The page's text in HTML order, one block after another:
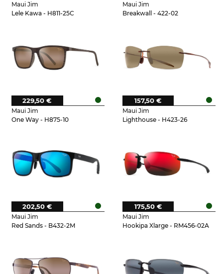
Maui Jim
Lele Kawa - H811-25C
Maui Jim
Breakwall - 422-02
Maui Jim
One Way - H875-10
229,50 €
Maui Jim
Lighthouse - H423-26
157,50 €
Maui Jim
Red Sands - B432-2M
202,50 €
Maui Jim
Hookipa Xlarge - RM456-02A
175,50 €